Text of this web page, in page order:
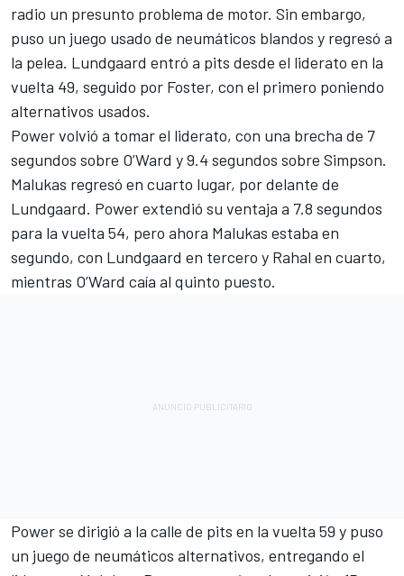
radio un presunto problema de motor. Sin embargo,
puso un juego usado de neumáticos blandos y regresó a
la pelea. Lundgaard entró a pits desde el liderato en la
vuelta 49, seguido por Foster, con el primero poniendo
alternativos usados.
Power volvió a tomar el liderato, con una brecha de 7
segundos sobre O’Ward y 9.4 segundos sobre Simpson.
Malukas regresó en cuarto lugar, por delante de
Lundgaard. Power extendió su ventaja a 7.8 segundos
para la vuelta 54, pero ahora Malukas estaba en
segundo, con Lundgaard en tercero y Rahal en cuarto,
mientras O’Ward caía al quinto puesto.
Power se dirigió a la calle de pits en la vuelta 59 y puso
un juego de neumáticos alternativos, entregando el